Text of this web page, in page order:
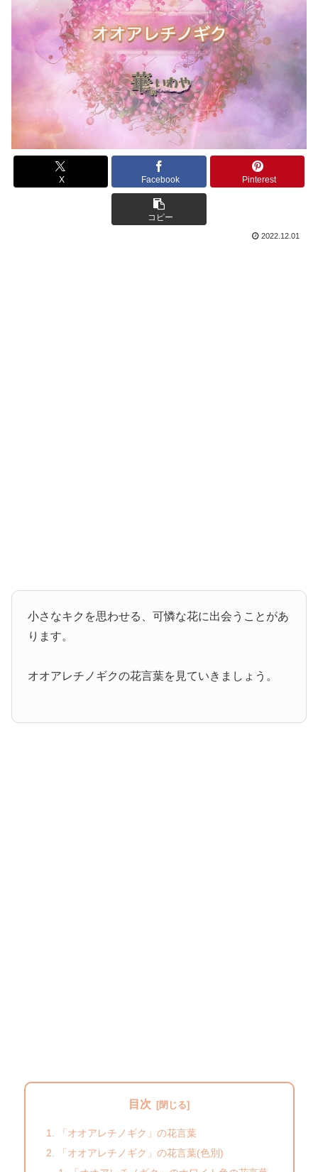
X Facebook Pinterest
コピー
2022.12.01
小さなキクを思わせる、可憐な花に出会うことがあ
ります。
オオアレチノギクの花言葉を見ていきましょう。
目次
「オオアレチノギク」の花言葉
「オオアレチノギク」の花言葉(色別)